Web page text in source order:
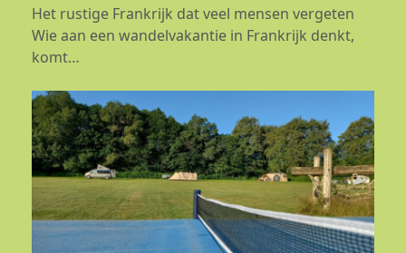
Het rustige Frankrijk dat veel mensen vergeten
Wie aan een wandelvakantie in Frankrijk denkt,
komt…